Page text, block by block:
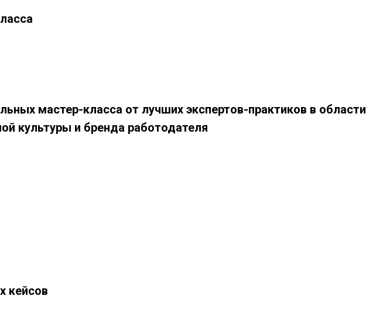
мастер-класса от лучших экспертов-практиков в области
культуры и бренда работодателя
кейсов